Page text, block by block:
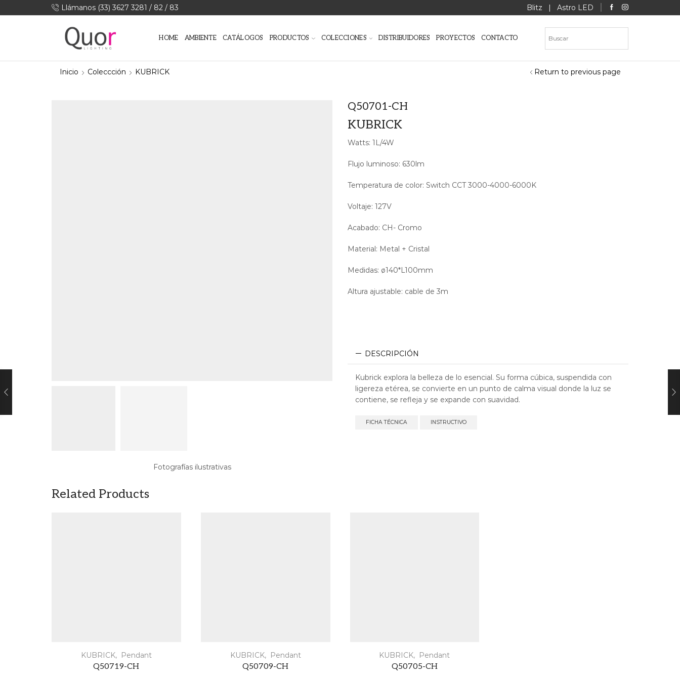
Llámanos (33) 3627 3281 / 82 / 83 Blitz | Astro LED
HOME AMBIENTE CATÁLOGOS PRODUCTOS COLECCIONES DISTRIBUIDORES PROYECTOS CONTACTO
Inicio Coleccción KUBRICK Return to previous page
Fotografías ilustrativas
Q50701-CH
KUBRICK
Watts: 1L/4W
Flujo luminoso: 630lm
Temperatura de color: Switch CCT 3000-4000-6000K
Voltaje: 127V
Acabado: CH- Cromo
Material: Metal + Cristal
Medidas: ø140*L100mm
Altura ajustable: cable de 3m
DESCRIPCIÓN
Kubrick explora la belleza de lo esencial. Su forma cúbica, suspendida con
ligereza etérea, se convierte en un punto de calma visual donde la luz se
contiene, se refleja y se expande con suavidad.
FICHA TÉCNICA INSTRUCTIVO
Related Products
KUBRICK, Pendant
Q50719-CH
KUBRICK, Pendant
Q50709-CH
KUBRICK, Pendant
Q50705-CH